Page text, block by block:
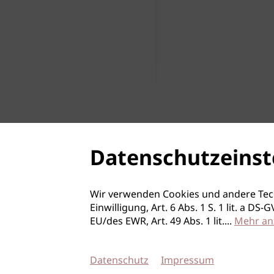
WKO Friseure Vbg
Wir verwenden Cookies und andere
Einwilligung, Art. 6 Abs. 1 S. 1 lit. a
EU/des EWR, Art. 49 Abs. 1 lit.... Mehr
Datenschutz Impressum